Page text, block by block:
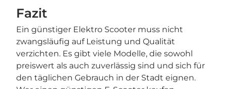
Fazit
Ein günstiger Elektro Scooter muss nicht
zwangsläufig auf Leistung und Qualität
verzichten. Es gibt viele Modelle, die sowohl
preiswert als auch zuverlässig sind und sich für
den täglichen Gebrauch in der Stadt eignen.